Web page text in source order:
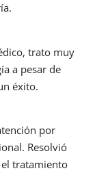
trato muy
a pesar de
éxito.
por
Resolvió
tratamiento